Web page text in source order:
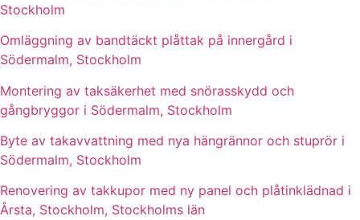
Stockholm
Omläggning av bandtäckt plåttak på innergård i
Södermalm, Stockholm
Montering av taksäkerhet med snörasskydd och
gångbryggor i Södermalm, Stockholm
Byte av takavvattning med nya hängrännor och stuprör i
Södermalm, Stockholm
Renovering av takkupor med ny panel och plåtinklädnad i
Årsta, Stockholm, Stockholms län